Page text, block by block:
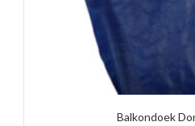
Balkondoek